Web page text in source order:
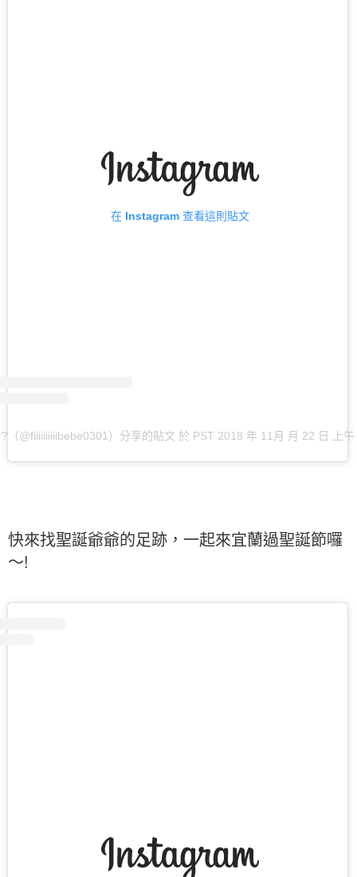
在 Instagram 查看這則貼文
（@fiiiiiiiiiibebe0301）分享的貼文 於 PST 2018 年 11月 月 22 日 上
快來找聖誕爺爺的足跡，一起來宜蘭過聖誕節囉
～!